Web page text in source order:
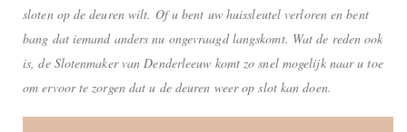
sloten op de deuren wilt. Of u bent uw huissleutel verloren en bent
bang dat iemand anders nu ongevraagd langskomt. Wat de reden ook
is, de Slotenmaker van Denderleeuw komt zo snel mogelijk naar u toe
om ervoor te zorgen dat u de deuren weer op slot kan doen.